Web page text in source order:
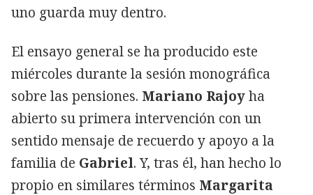
uno guarda muy dentro.
El ensayo general se ha producido este
miércoles durante la sesión monográfica
sobre las pensiones. Mariano Rajoyha
abierto su primera intervención con un
sentido mensaje de recuerdo y apoyo a la
familia de Gabriel. Y, tras él, han hecho lo
propio en similares términos Margarita